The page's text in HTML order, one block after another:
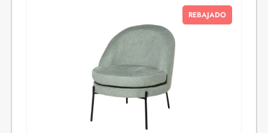
REBAJADO